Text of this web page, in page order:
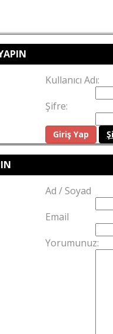
Kullanıcı Adı:
Şifre:
Ad / Soyad
Email
Yorumunuz: